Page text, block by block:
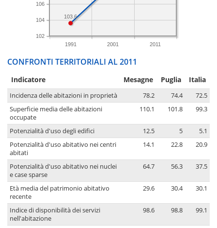
1991 2001 2011
102
104
106
103.6
CONFRONTI TERRITORIALI AL 2011
Indicatore Mesagne Puglia Italia
Incidenza delle abitazioni in proprietà 78.2 74.4
72.5
Superficie media delle abitazioni
occupate
110.1 101.8 99.3
Potenzialità d'uso degli edifici 12.5 5
5.1
Potenzialità d'uso abitativo nei centri
abitati
14.1 22.8 20.9
Potenzialità d'uso abitativo nei nuclei
e case sparse
64.7 56.3 37.5
Età media del patrimonio abitativo
recente
29.6 30.4 30.1
Indice di disponibilità dei servizi
nell'abitazione
98.6 98.8 99.1